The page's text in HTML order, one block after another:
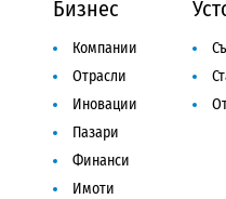
Бизнес
Компании
Отрасли
Иновации
Пазари
Финанси
Имоти